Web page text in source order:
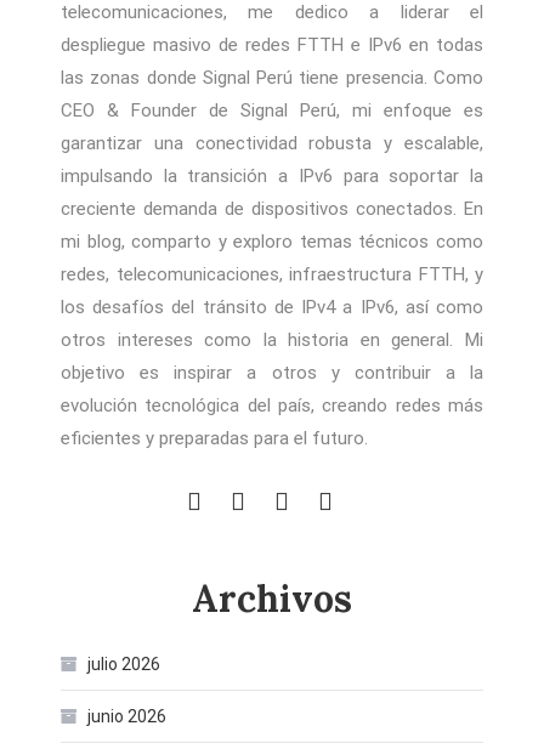
telecomunicaciones, me dedico a liderar el
despliegue masivo de redes FTTH e IPv6 en todas
las zonas donde Signal Perú tiene presencia. Como
CEO & Founder de Signal Perú, mi enfoque es
garantizar una conectividad robusta y escalable,
impulsando la transición a IPv6 para soportar la
creciente demanda de dispositivos conectados. En
mi blog, comparto y exploro temas técnicos como
redes, telecomunicaciones, infraestructura FTTH, y
los desafíos del tránsito de IPv4 a IPv6, así como
otros intereses como la historia en general. Mi
objetivo es inspirar a otros y contribuir a la
evolución tecnológica del país, creando redes más
eficientes y preparadas para el futuro.
Archivos
julio 2026
junio 2026